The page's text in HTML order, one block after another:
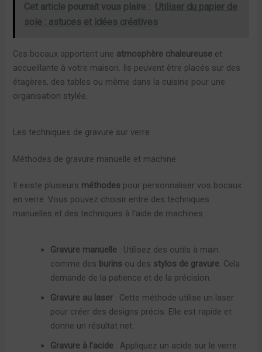
Cet article pourrait vous plaire :
Utiliser du papier de
soie : astuces et idées créatives
Ces bocaux apportent une atmosphère chaleureuse et
accueillante à votre maison. Ils peuvent être placés sur des
étagères, des tables ou même dans la cuisine pour une
organisation stylée.
Les techniques de gravure sur verre
Méthodes de gravure manuelle et machine
Il existe plusieurs méthodes pour personnaliser vos bocaux
en verre. Vous pouvez choisir entre des techniques
manuelles et des techniques à l’aide de machines.
Gravure manuelle : Utilisez des outils à main
comme des burins ou des stylos de gravure. Cela
demande de la patience et de la précision.
Gravure au laser : Cette méthode utilise un laser
pour créer des designs précis. Elle est rapide et
donne un résultat net.
Gravure à l’acide : Appliquez un acide sur le verre